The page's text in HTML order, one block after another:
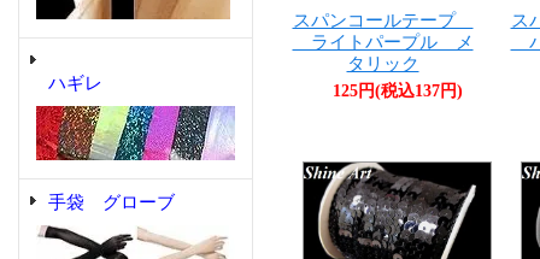
ハギレ
手袋 グローブ
スパンコールテープ
ライトパープル メ
タリック
125円(税込137円)
ス